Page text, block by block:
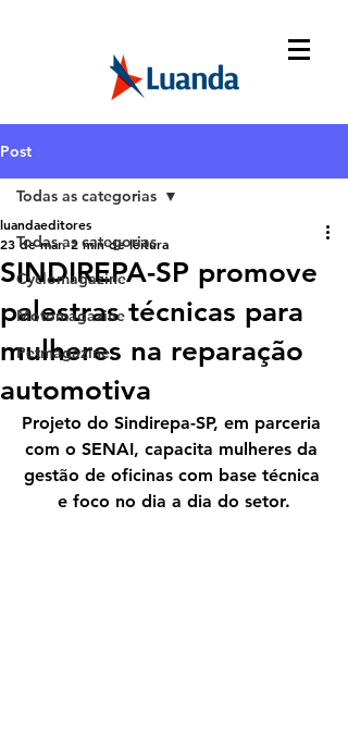
Post
Todas as categorias
Cyclomagazine
Motomagazine
Petmagazine
Todas as categorias
SINDIREPA-SP promove
palestras técnicas para
mulheres na reparação
automotiva
luandaeditores
23 de mar. 2 min de leitura
Projeto do Sindirepa-SP, em parceria
com o SENAI, capacita mulheres da
gestão de oficinas com base técnica
e foco no dia a dia do setor.